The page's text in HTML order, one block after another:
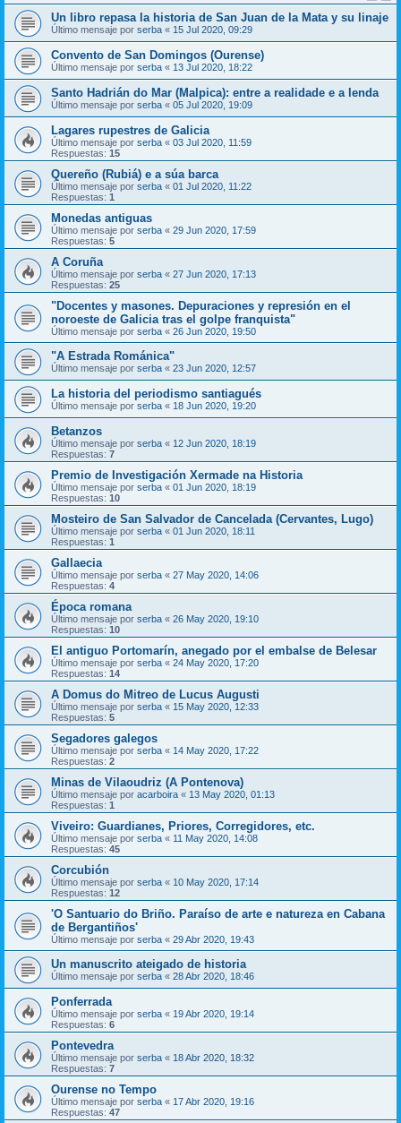
Un libro repasa la historia de San Juan de la Mata y su linaje
Último mensaje por serba « 15 Jul 2020, 09:29
Convento de San Domingos (Ourense)
Último mensaje por serba « 13 Jul 2020, 18:22
Santo Hadrián do Mar (Malpica): entre a realidade e a lenda
Último mensaje por serba « 05 Jul 2020, 19:09
Lagares rupestres de Galicia
Último mensaje por serba « 03 Jul 2020, 11:59
Respuestas: 15
Quereño (Rubiá) e a súa barca
Último mensaje por serba « 01 Jul 2020, 11:22
Respuestas: 1
Monedas antiguas
Último mensaje por serba « 29 Jun 2020, 17:59
Respuestas: 5
A Coruña
Último mensaje por serba « 27 Jun 2020, 17:13
Respuestas: 25
"Docentes y masones. Depuraciones y represión en el
noroeste de Galicia tras el golpe franquista"
Último mensaje por serba « 26 Jun 2020, 19:50
"A Estrada Románica"
Último mensaje por serba « 23 Jun 2020, 12:57
La historia del periodismo santiagués
Último mensaje por serba « 18 Jun 2020, 19:20
Betanzos
Último mensaje por serba « 12 Jun 2020, 18:19
Respuestas: 7
Premio de Investigación Xermade na Historia
Último mensaje por serba « 01 Jun 2020, 18:19
Respuestas: 10
Mosteiro de San Salvador de Cancelada (Cervantes, Lugo)
Último mensaje por serba « 01 Jun 2020, 18:11
Respuestas: 1
Gallaecia
Último mensaje por serba « 27 May 2020, 14:06
Respuestas: 4
Época romana
Último mensaje por serba « 26 May 2020, 19:10
Respuestas: 10
El antiguo Portomarín, anegado por el embalse de Belesar
Último mensaje por serba « 24 May 2020, 17:20
Respuestas: 14
A Domus do Mitreo de Lucus Augusti
Último mensaje por serba « 15 May 2020, 12:33
Respuestas: 5
Segadores galegos
Último mensaje por serba « 14 May 2020, 17:22
Respuestas: 2
Minas de Vilaoudriz (A Pontenova)
Último mensaje por acarboira « 13 May 2020, 01:13
Respuestas: 1
Viveiro: Guardianes, Priores, Corregidores, etc.
Último mensaje por serba « 11 May 2020, 14:08
Respuestas: 45
Corcubión
Último mensaje por serba « 10 May 2020, 17:14
Respuestas: 12
'O Santuario do Briño. Paraíso de arte e natureza en Cabana
de Bergantiños'
Último mensaje por serba « 29 Abr 2020, 19:43
Un manuscrito ateigado de historia
Último mensaje por serba « 28 Abr 2020, 18:46
Ponferrada
Último mensaje por serba « 19 Abr 2020, 19:14
Respuestas: 6
Pontevedra
Último mensaje por serba « 18 Abr 2020, 18:32
Respuestas: 7
Ourense no Tempo
Último mensaje por serba « 17 Abr 2020, 19:16
Respuestas: 47